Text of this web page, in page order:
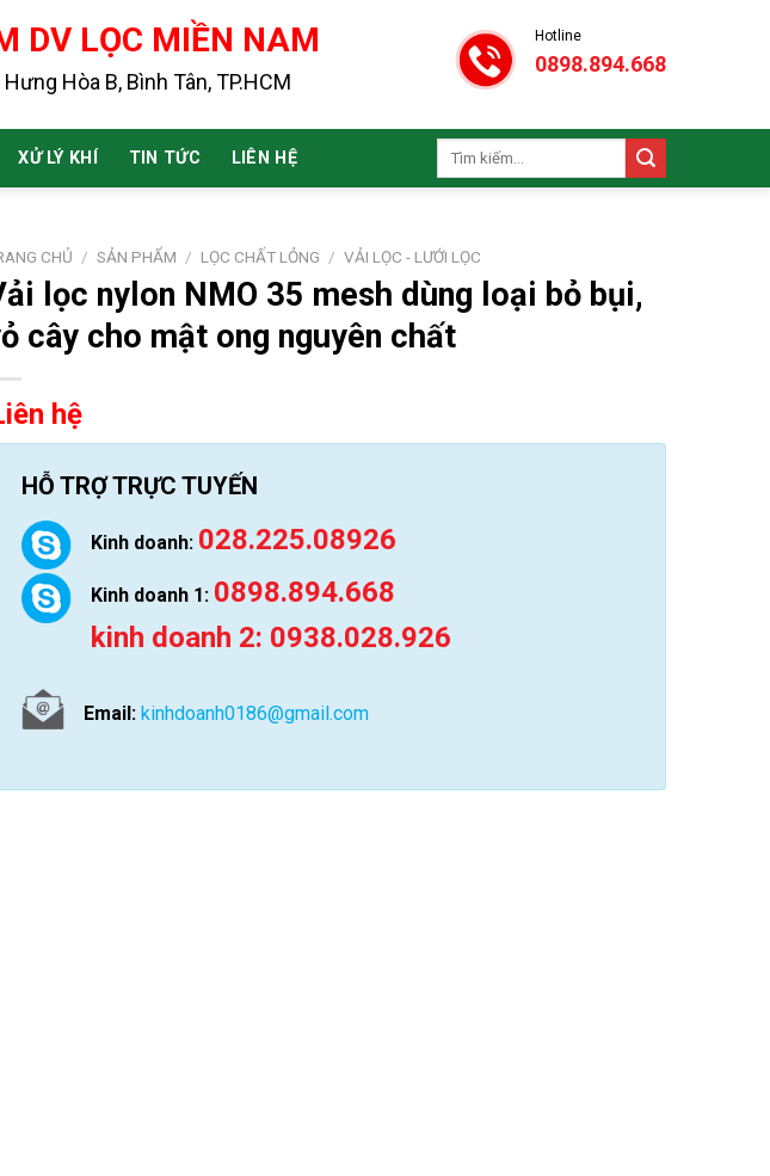
DV LỌC MIỀN NAM
Hòa B, Bình Tân, TP.HCM
Hotline
0898.894.668
XỬ LÝ KHÍ TIN TỨC LIÊN HỆ
Tìm
CHỦ / SẢN PHẨM / LỌC CHẤT LỎNG / VẢI LỌC - LƯỚI LỌC
lọc nylon NMO 35 mesh dùng loại bỏ bụi,
cây cho mật ong nguyên chất
hệ
HỖ TRỢ TRỰC TUYẾN
Kinh doanh: 028.225.08926
Kinh doanh 1: 0898.894.668
kinh doanh 2: 0938.028.926
Email: kinhdoanh0186@gmail.com